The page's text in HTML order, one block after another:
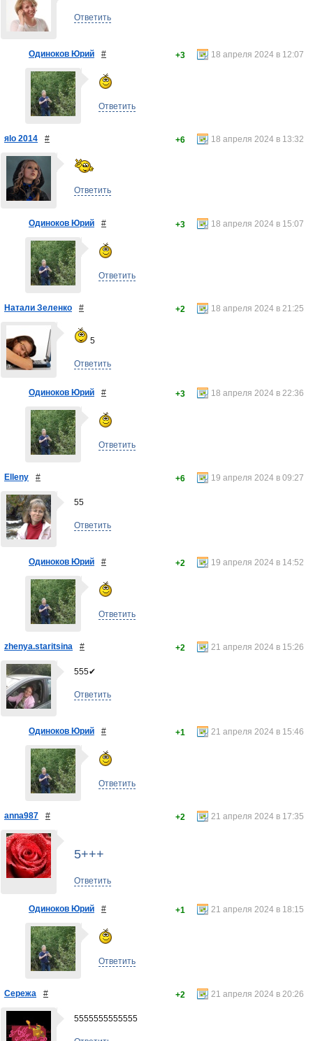
Ответить
Одиноков Юрий # 18 апреля 2024 в 12:07
+3
Ответить
яlo 2014 # 18 апреля 2024 в 13:32
+6
Ответить
Одиноков Юрий # 18 апреля 2024 в 15:07
+3
Ответить
Натали Зеленко # 18 апреля 2024 в 21:25
+2
5
Ответить
Одиноков Юрий # 18 апреля 2024 в 22:36
+3
Ответить
Elleny # 19 апреля 2024 в 09:27
+6
55
Ответить
Одиноков Юрий # 19 апреля 2024 в 14:52
+2
Ответить
zhenya.staritsina # 21 апреля 2024 в 15:26
+2
555✔
Ответить
Одиноков Юрий # 21 апреля 2024 в 15:46
+1
Ответить
anna987 # 21 апреля 2024 в 17:35
+2
5+++
Ответить
Одиноков Юрий # 21 апреля 2024 в 18:15
+1
Ответить
Сережа # 21 апреля 2024 в 20:26
+2
5555555555555